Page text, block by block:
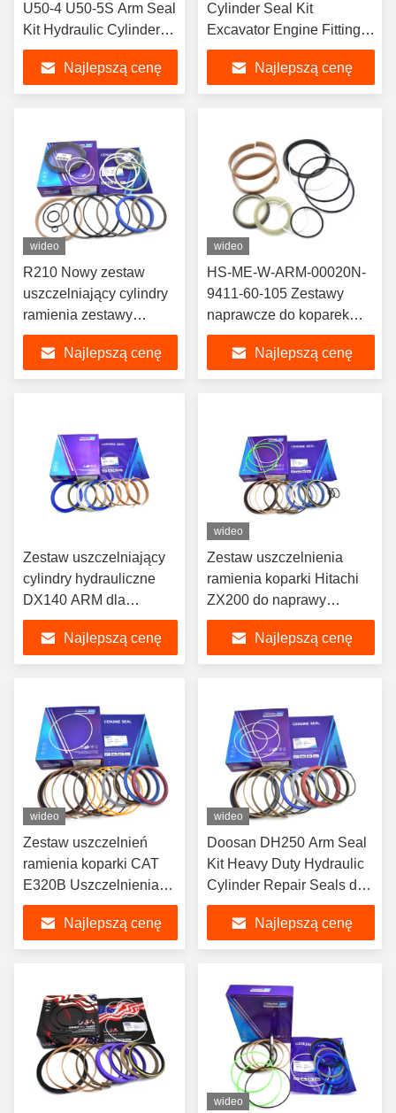
U50-4 U50-5S Arm Seal
Kit Hydraulic Cylinder
Oil Seal Repair Kit
Heavy Duty Machine
Parts for Seals
Najlepszą cenę
Cylinder Seal Kit
Excavator Engine Fitting
Repair Kit Heavy
Machinery Maintenance
Parts 9078844
Najlepszą cenę
wideo
R210 Nowy zestaw
uszczelniający cylindry
ramienia zestawy
napraw hydraulicznych
do uszczelniaczy oleju
do koparek Hyundai
Najlepszą cenę
wideo
HS-ME-W-ARM-00020N-
9411-60-105 Zestawy
naprawcze do koparek
Uszczelnienia
hydrauliczneNajlepszą cenę
Zestaw uszczelniający
cylindry hydrauliczne
DX140 ARM dla
rozwiązań
uszczelniających
przemysłowych
Najlepszą cenę
wideo
Zestaw uszczelnienia
ramienia koparki Hitachi
ZX200 do naprawy
cylindrów hydraulicznych
Najlepszą cenę
wideo
Zestaw uszczelnień
ramienia koparki CAT
E320B Uszczelnienia
do naprawy siłowników
hydraulicznych
Zapobiegają wyciekom
żywotność
Najlepszą cenę
wideo
Doosan DH250 Arm Seal
Kit Heavy Duty Hydraulic
Cylinder Repair Seals do
zapobiegania wyciekom
oleju
Najlepszą cenę
wideo